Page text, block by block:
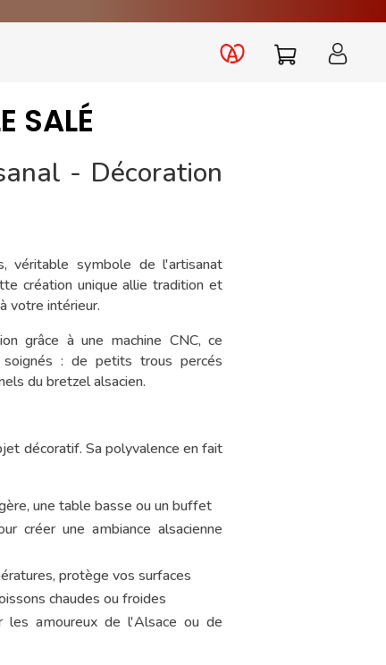
SALÉ
- Décoration
véritable symbole de l'artisanat
création unique allie tradition et
votre intérieur.
grâce à une machine CNC, ce
: de petits trous percés
du bretzel alsacien.
décoratif. Sa polyvalence en fait
une table basse ou un buffet
créer une ambiance alsacienne
protège vos surfaces
chaudes ou froides
les amoureux de l'Alsace ou de